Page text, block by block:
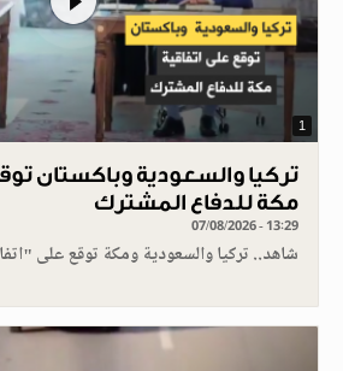
1
تركيا والسعودية وباكستان
مكة للدفاع المشترك
07/08/2026 - 13:29
شاهد.. تركيا والسعودية ومكة توقع على